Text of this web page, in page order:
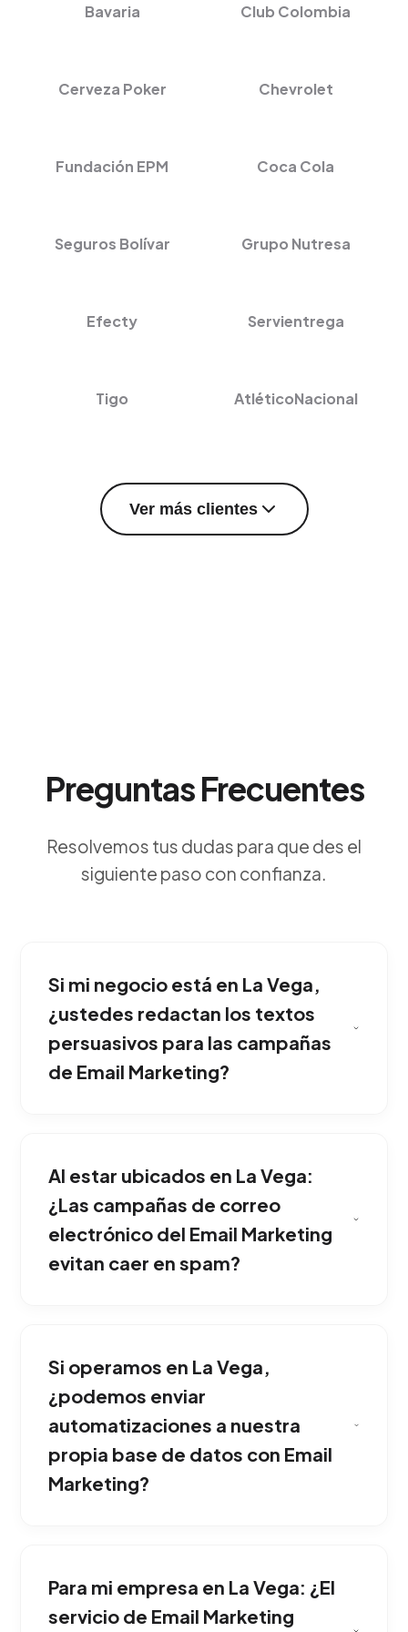
Bavaria Club Colombia
Cerveza Poker Chevrolet
Fundación EPM Coca Cola
Seguros Bolívar Grupo Nutresa
Efecty Servientrega
Tigo AtléticoNacional
Ver más clientes
Preguntas Frecuentes
Resolvemos tus dudas para que des el
siguiente paso con confianza.
Si mi negocio está en La Vega,
¿ustedes redactan los textos
persuasivos para las campañas
de Email Marketing?
(opt-in) y depuramos listas inactivas para
mantener la entregabilidad impecable. Es la
mejor opción para competir fuertemente
Al estar ubicados en La Vega:
¿Las campañas de correo
electrónico del Email Marketing
evitan caer en spam?
catalogadas como correo basura por los filtros
de los proveedores de email. Una ventaja
corporativa sólida si tu empresa opera en La
Si operamos en La Vega,
¿podemos enviar
automatizaciones a nuestra
propia base de datos con Email
Marketing?
corporativos y aseguran una lectura perfecta
en cualquier pantalla móvil o de escritorio.
Para mi empresa en La Vega: ¿El
servicio de Email Marketing